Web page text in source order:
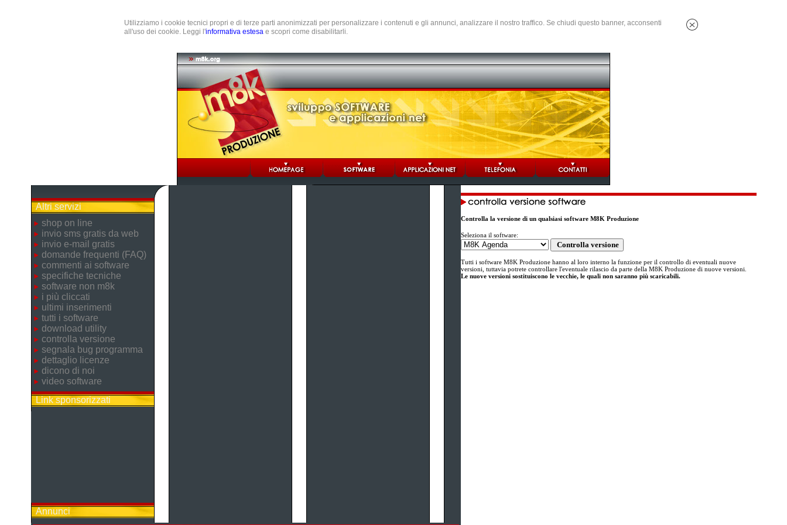
Utilizziamo i cookie tecnici propri e di terze parti anonimizzati per personalizzare i contenuti e gli annunci, analizzare il nostro traffico. Se chiudi questo banner, acconsenti
all'uso dei cookie. Leggi l'informativa estesa e scopri come disabilitarli.
Altri servizi
shop on line
invio sms gratis da web
invio e-mail gratis
domande frequenti (FAQ)
commenti ai software
specifiche tecniche
software non m8k
i più cliccati
ultimi inserimenti
tutti i software
download utility
controlla versione
segnala bug programma
dettaglio licenze
dicono di noi
video software
Link sponsorizzati
Annunci
Controlla la versione di un qualsiasi software M8K Produzione
Seleziona il software:
Tutti i software M8K Produzione hanno al loro interno la funzione per il controllo di eventuali nuove
versioni, tuttavia potrete controllare l'eventuale rilascio da parte della M8K Produzione di nuove versioni.
Le nuove versioni sostituiscono le vecchie, le quali non saranno più scaricabili.